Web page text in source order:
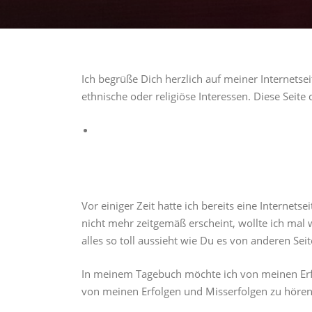
Ich begrüße Dich herzlich auf meiner
ethnische oder religiöse Interessen. Diese
Vor einiger Zeit hatte ich bereits eine
nicht mehr zeitgemäß erscheint, wollte ich mal
alles so toll aussieht wie Du es von anderen
In meinem Tagebuch möchte ich von meinen
von meinen Erfolgen und Misserfolgen zu